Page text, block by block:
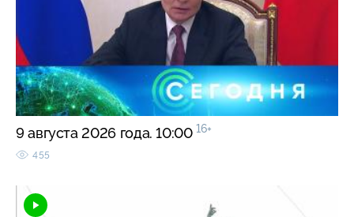
9 августа 2026 года. 10:00 16+
455